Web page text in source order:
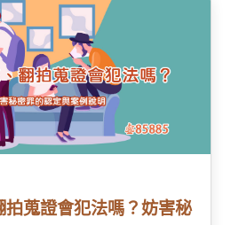
蒐證會犯法嗎？妨害秘